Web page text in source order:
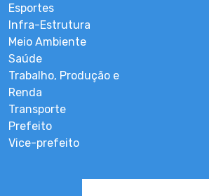
Esportes
Infra-Estrutura
Meio Ambiente
Saúde
Trabalho, Produção e
Renda
Transporte
Prefeito
Vice-prefeito